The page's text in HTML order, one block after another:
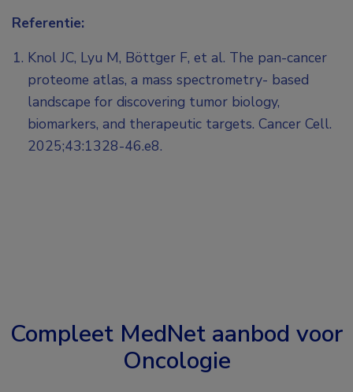
Referentie:
Knol JC, Lyu M, Böttger F, et al. The pan-cancer
proteome atlas, a mass spectrometry- based
landscape for discovering tumor biology,
biomarkers, and therapeutic targets. Cancer Cell.
2025;43:1328-46.e8.
Compleet MedNet aanbod voor
Oncologie